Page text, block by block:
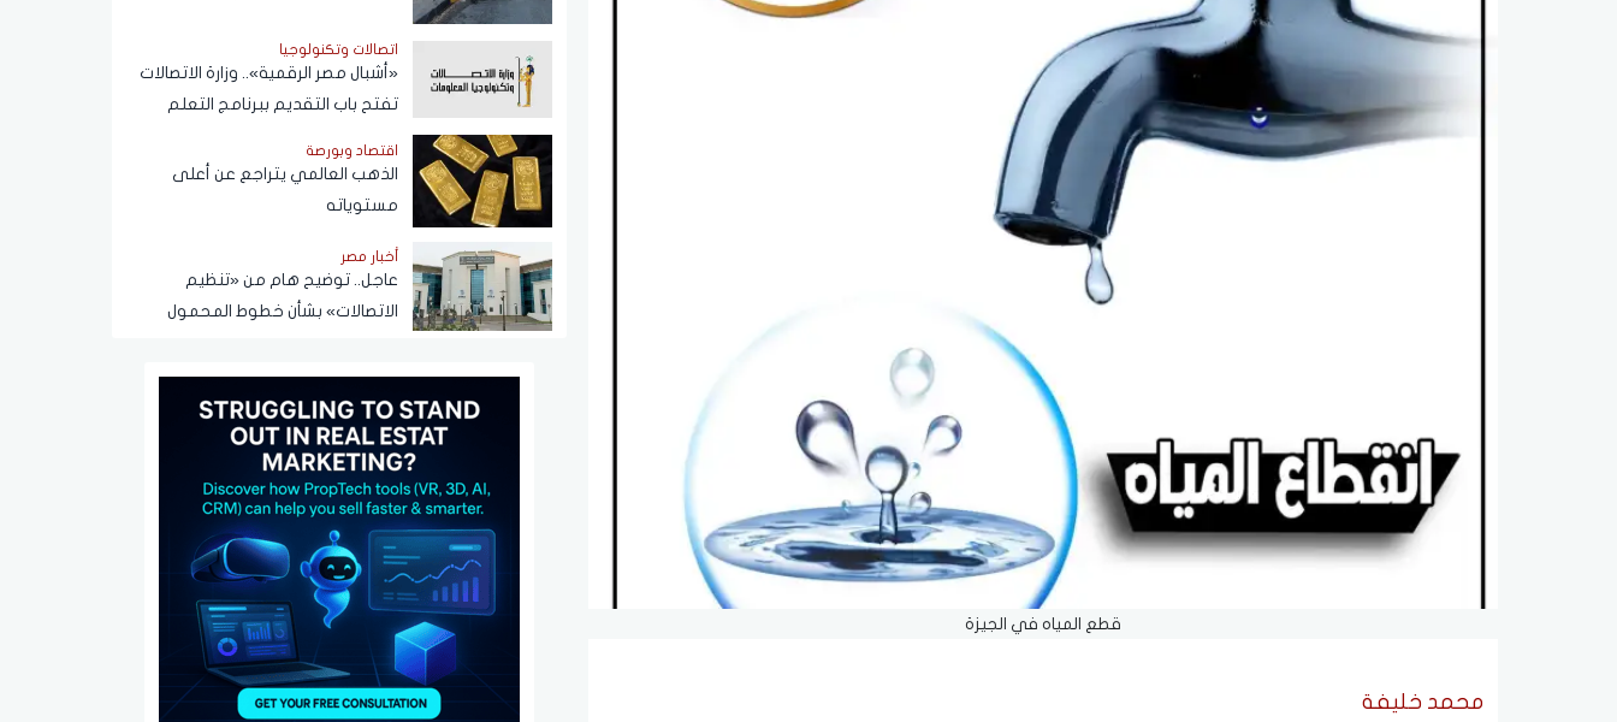
قطع المياه في الجيزة
محمد خليفة
اتصالات وتكنولوجيا
«أشبال مصر الرقمية».. وزارة الاتصالات
تفتح باب التقديم ببرنامج التعلم
اقتصاد وبورصة
الذهب العالمي يتراجع عن أعلى
مستوياته
أخبار مصر
عاجل.. توضيح هام من «تنظيم
الاتصالات» بشأن خطوط المحمول